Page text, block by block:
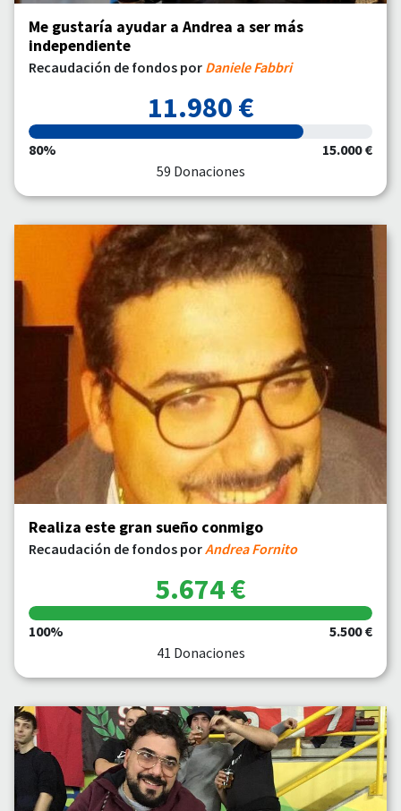
Me gustaría ayudar a Andrea a ser más
independiente
Recaudación de fondos por Daniele Fabbri
11.980 €
80%
15.000 €
59 Donaciones
Realiza este gran sueño conmigo
Recaudación de fondos porAndrea Fornito
5.674 €
100%
5.500 €
41 Donaciones